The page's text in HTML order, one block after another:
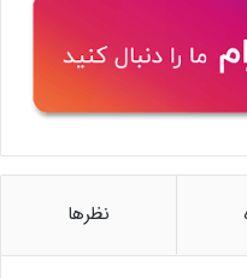
نظرها